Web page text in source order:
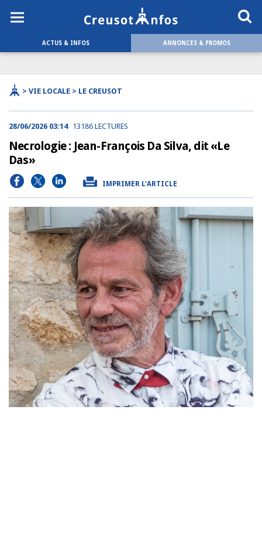
ACTUS & INFOS ANNONCES & PROMOS
> VIE LOCALE > LE CREUSOT
28/06/2026 03:14 13186 LECTURES
Necrologie : Jean-François Da Silva, dit «Le
Das»
IMPRIMER L'ARTICLE